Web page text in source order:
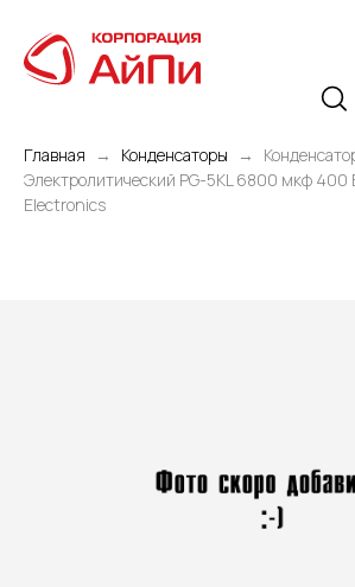
Главная Конденсаторы
Электролитический PG-5KL 6800 мкф 400
Electronics